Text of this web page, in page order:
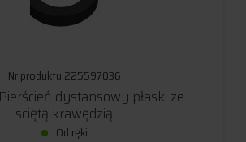
Nr produktu 225597036
dystansowy płaski ze
sciętą krawędzią
Od ręki